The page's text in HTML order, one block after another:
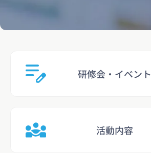
研修会・イベント
活動内容